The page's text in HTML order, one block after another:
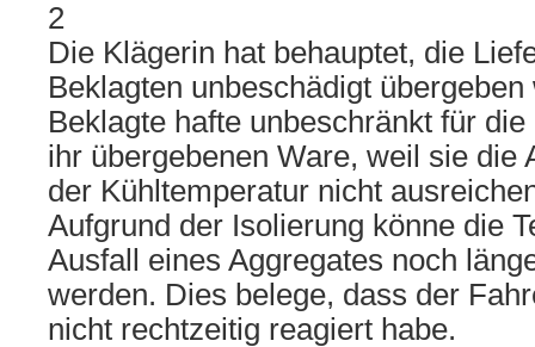
2
Die Klägerin hat behauptet, die
Beklagten unbeschädigt
Beklagte hafte unbeschränkt für
ihr übergebenen Ware, weil sie die
der Kühltemperatur nicht
Aufgrund der Isolierung könne die
Ausfall eines Aggregates noch
werden. Dies belege, dass der
nicht rechtzeitig reagiert habe.